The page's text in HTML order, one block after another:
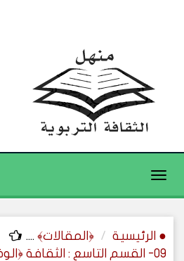
Toggle
● الرئيسية ﴿المقالات﴾ ....
09- القسم التاسع : الثقافة